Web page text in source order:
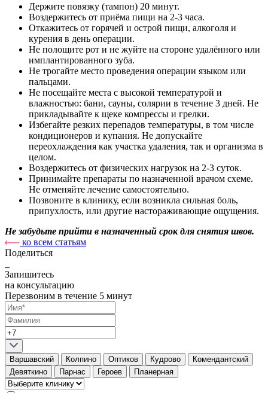
Держите повязку (тампон) 20 минут.
Воздержитесь от приёма пищи на 2-3 часа.
Откажитесь от горячей и острой пищи, алкоголя и
курения в день операции.
Не полощите рот и не жуйте на стороне удалённого или
имплантированного зуба.
Не трогайте место проведения операции языком или
пальцами.
Не посещайте места с высокой температурой и
влажностью: бани, сауны, солярии в течение 3 дней. Не
прикладывайте к щеке компрессы и грелки.
Избегайте резких перепадов температуры, в том числе
кондиционеров и купания. Не допускайте
переохлаждения как участка удаления, так и организма в
целом.
Воздержитесь от физических нагрузок на 2-3 суток.
Принимайте препараты по назначенной врачом схеме.
Не отменяйте лечение самостоятельно.
Позвоните в клинику, если возникла сильная боль,
припухлость, или другие настораживающие ощущения.
Не забудьте прийти в назначенный срок для снятия швов.
ко всем статьям
Поделиться
Запишитесь
на консультацию
Перезвоним в течение 5 минут
Варшавский Колпино Оптиков Кудрово
Комендантский
Девяткино
Парнас Героев Планерная